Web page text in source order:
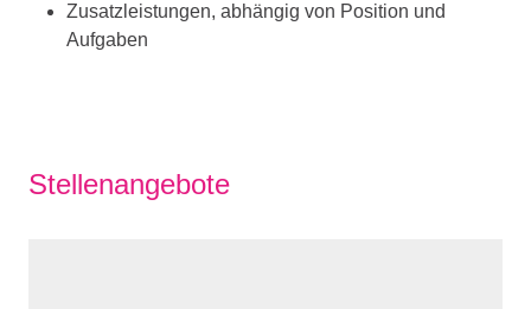
Zusatzleistungen, abhängig von Position und
Aufgaben
Stellenangebote